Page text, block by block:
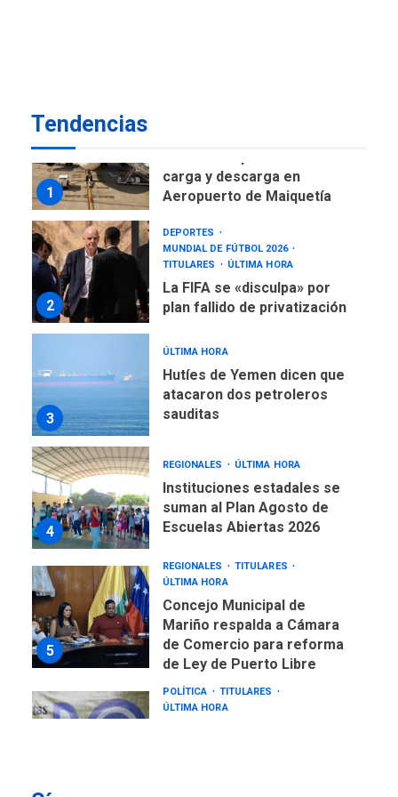
Tendencias
1
carga y descarga en
Aeropuerto de Maiquetía
2
DEPORTES
MUNDIAL DE FÚTBOL 2026
TITULARES
ÚLTIMA HORA
La FIFA se «disculpa» por
plan fallido de privatización
3
ÚLTIMA HORA
Hutíes de Yemen dicen que
atacaron dos petroleros
sauditas
4
REGIONALES ÚLTIMA HORA
Instituciones estadales se
suman al Plan Agosto de
Escuelas Abiertas 2026
5
REGIONALES
TITULARES
ÚLTIMA HORA
Concejo Municipal de
Mariño respalda a Cámara
de Comercio para reforma
de Ley de Puerto Libre
POLÍTICA
TITULARES
ÚLTIMA HORA